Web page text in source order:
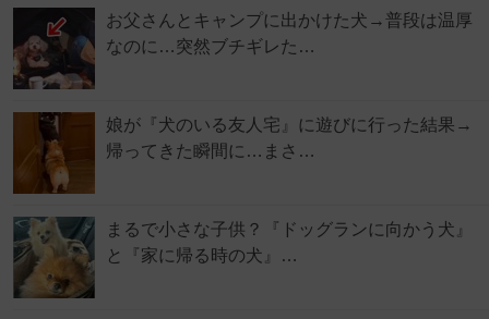
お父さんとキャンプに出かけた犬→普段は温厚
なのに…突然ブチギレた…
娘が『犬のいる友人宅』に遊びに行った結果→
帰ってきた瞬間に…まさ…
まるで小さな子供？『ドッグランに向かう犬』
と『家に帰る時の犬』…